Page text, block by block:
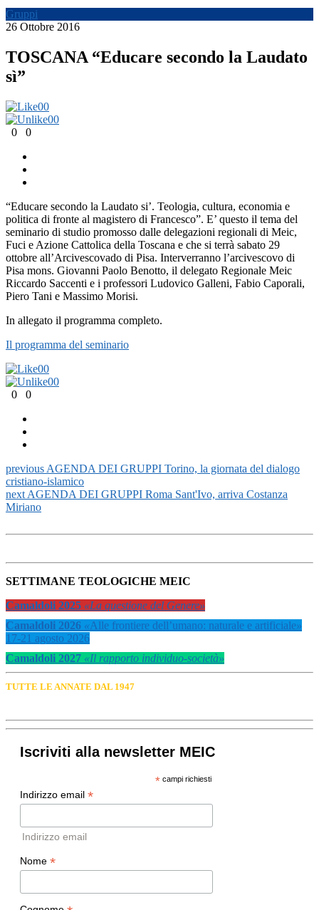
Gruppi
26 Ottobre 2016
TOSCANA “Educare secondo la Laudato
sì”
00
00
0
0
“Educare secondo la Laudato si’. Teologia, cultura, economia e
politica di fronte al magistero di Francesco”. E’ questo il tema del
seminario di studio promosso dalle delegazioni regionali di Meic,
Fuci e Azione Cattolica della Toscana e che si terrà sabato 29
ottobre all’Arcivescovado di Pisa. Interverranno l’arcivescovo di
Pisa mons. Giovanni Paolo Benotto, il delegato Regionale Meic
Riccardo Saccenti e i professori Ludovico Galleni, Fabio Caporali,
Piero Tani e Massimo Morisi.
In allegato il programma completo.
Il programma del seminario
00
00
0
0
previous AGENDA DEI GRUPPI Torino, la giornata del dialogo
cristiano-islamico
next AGENDA DEI GRUPPI Roma Sant'Ivo, arriva Costanza
Miriano
SETTIMANE TEOLOGICHE MEIC
Camaldoli 2025 «La questione del Genere»
Camaldoli 2026 «Alle frontiere dell’umano: naturale e artificiale»
17-21 agosto 2026
Camaldoli 2027 «Il rapporto individuo-società»
TUTTE LE ANNATE DAL 1947
Iscriviti alla newsletter MEIC
*campi richiesti
Indirizzo email *
Indirizzo email
Nome *